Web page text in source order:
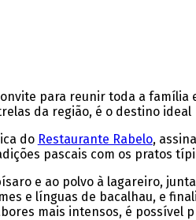
para reunir toda a
da região, é o destino
do Restaurante Rabelo,
pascais com os pratos
e ao polvo à lagareiro,
e línguas de bacalhau, e
mais intensos, é possível